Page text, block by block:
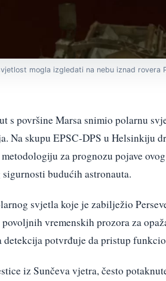
mogla izgledati na nebu iznad rovera
s površine Marsa snimio polarnu
Na skupu EPSC-DPS u Helsinkiju
za prognozu pojave
budućih astronauta.
svjetla koje je zabilježio
vremenskih prozora za
potvrđuje da pristup
iz Sunčeva vjetra, često